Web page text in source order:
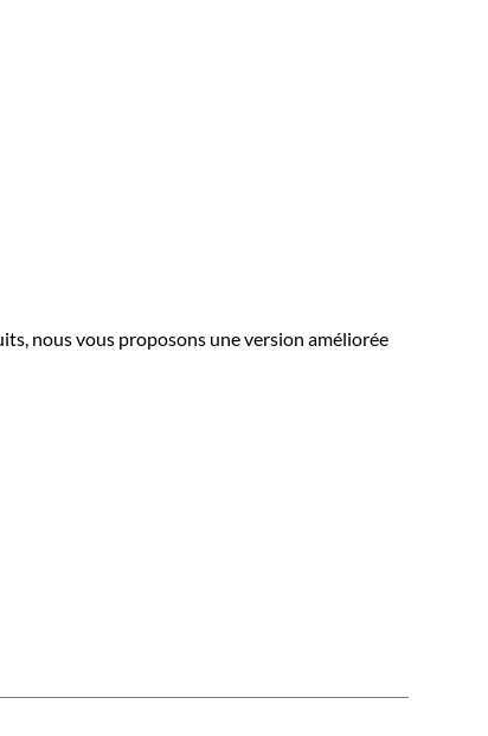
nous vous proposons une version améliorée